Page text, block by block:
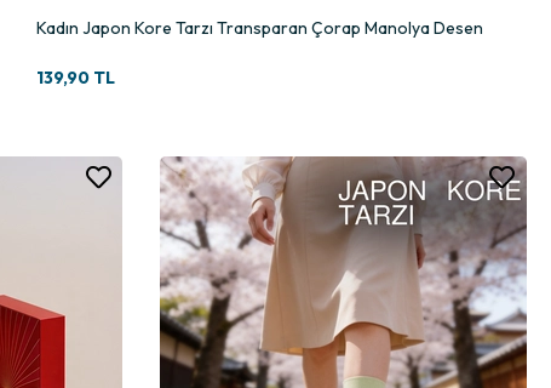
Kadın Japon Kore Tarzı Transparan Çorap Manolya Desen
139,90 TL